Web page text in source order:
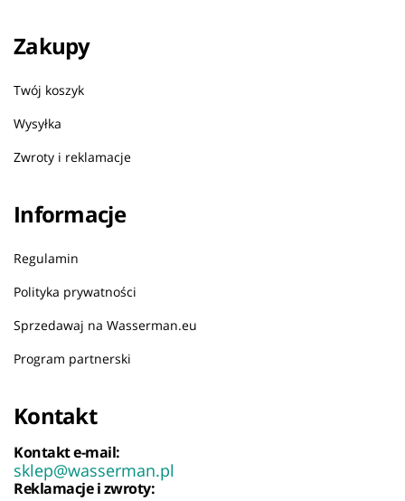
Zakupy
Twój koszyk
Wysyłka
Zwroty i reklamacje
Informacje
Regulamin
Polityka prywatności
Sprzedawaj na Wasserman.eu
Program partnerski
Kontakt
Kontakt e-mail:
sklep@wasserman.pl
Reklamacje i zwroty: